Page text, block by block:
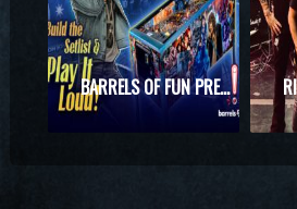
BARRELS OF FUN PREZENTUJE MASZYNĘ DO PINBALLA Z MOTYWAMI BON JOVI